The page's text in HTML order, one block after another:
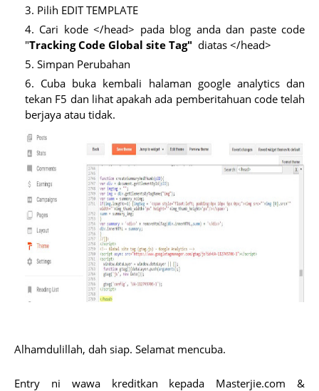
Pilih EDIT TEMPLATE
Cari kode </head> pada blog anda dan paste code
"Tracking Code Global site Tag" diatas </head>
Simpan Perubahan
Cuba buka kembali halaman google analytics dan
tekan F5 dan lihat apakah ada pemberitahuan code telah
berjaya atau tidak.
Alhamdulillah, dah siap. Selamat mencuba.
Entry ni wawa kreditkan kepada Masterjie.com &